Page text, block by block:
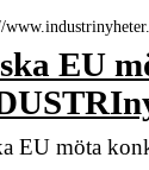
EU
EU möta